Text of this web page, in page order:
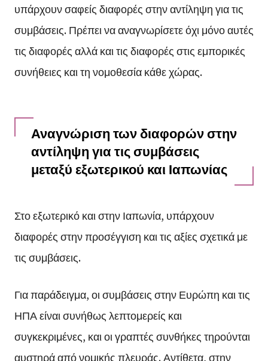
υπάρχουν σαφείς διαφορές στην αντίληψη για τις
συμβάσεις. Πρέπει να αναγνωρίσετε όχι μόνο αυτές
τις διαφορές αλλά και τις διαφορές στις εμπορικές
συνήθειες και τη νομοθεσία κάθε χώρας.
Αναγνώριση των διαφορών στην
αντίληψη για τις συμβάσεις
μεταξύ εξωτερικού και Ιαπωνίας
Στο εξωτερικό και στην Ιαπωνία, υπάρχουν
διαφορές στην προσέγγιση και τις αξίες σχετικά με
τις συμβάσεις.
Για παράδειγμα, οι συμβάσεις στην Ευρώπη και τις
ΗΠΑ είναι συνήθως λεπτομερείς και
συγκεκριμένες, και οι γραπτές συνθήκες τηρούνται
αυστηρά από νομικής πλευράς. Αντίθετα, στην